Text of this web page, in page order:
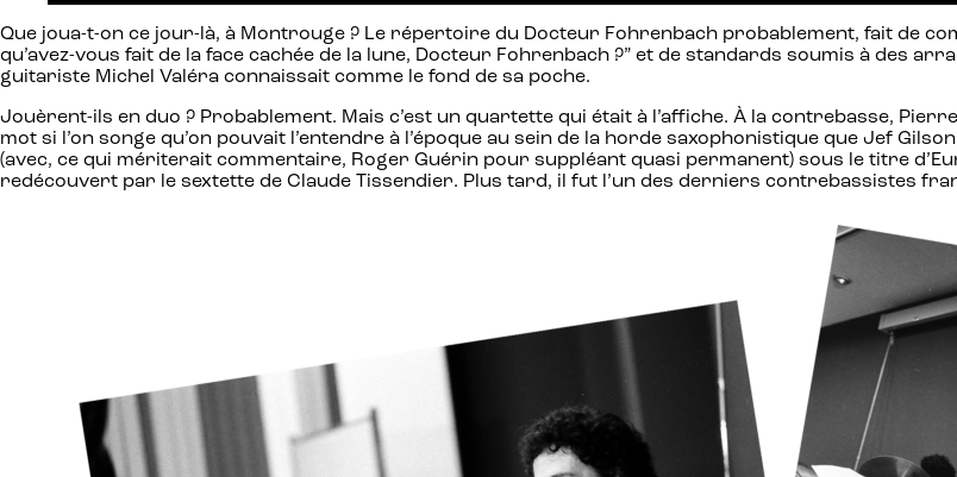
Que joua-t-on ce jour-là, à Montrouge ? Le répertoire du Docteur Fohrenbach probablement, fait de
qu’avez-vous fait de la face cachée de la lune, Docteur Fohrenbach ?” et de standards soumis à des
guitariste Michel Valéra connaissait comme le fond de sa poche.
Jouèrent-ils en duo ? Probablement. Mais c’est un quartette qui était à l’affiche. À la contrebasse,
mot si l’on songe qu’on pouvait l’entendre à l’époque au sein de la horde saxophonistique que Jef
(avec, ce qui mériterait commentaire, Roger Guérin pour suppléant quasi permanent) sous le titre
redécouvert par le sextette de Claude Tissendier. Plus tard, il fut l’un des derniers contrebassistes